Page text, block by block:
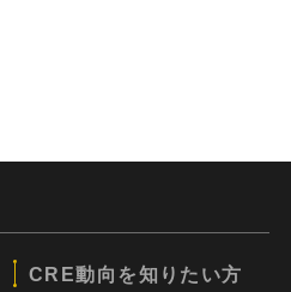
CRE動向を知りたい方